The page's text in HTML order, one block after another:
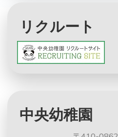
リクルート
中央幼稚園